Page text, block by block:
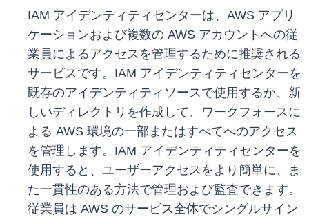
IAM アイデンティティセンターは、AWS アプリ
ケーションおよび複数の AWS アカウントへの従
業員によるアクセスを管理するために推奨される
サービスです。IAM アイデンティティセンターを
既存のアイデンティティソースで使用するか、新
しいディレクトリを作成して、ワークフォースに
よる AWS 環境の一部またはすべてへのアクセス
を管理します。IAM アイデンティティセンターを
使用すると、ユーザーアクセスをより簡単に、ま
た一貫性のある方法で管理および監査できます。
従業員は AWS のサービス全体でシングルサイン